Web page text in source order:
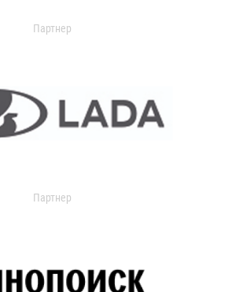
Партнер
Партнер